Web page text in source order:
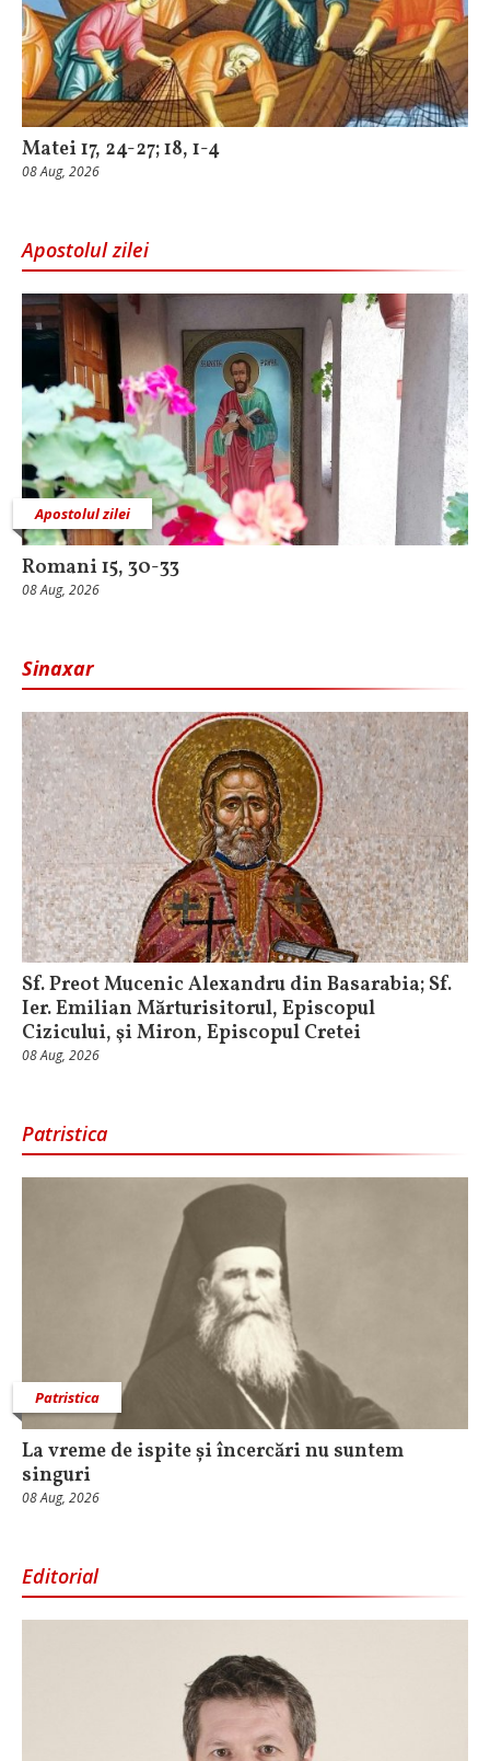
Matei 17, 24-27; 18, 1-4
08 Aug, 2026
Apostolul zilei
Apostolul zilei
Romani 15, 30-33
08 Aug, 2026
Sinaxar
Sf. Preot Mucenic Alexandru din Basarabia; Sf.
Ier. Emilian Mărturisitorul, Episcopul
Cizicului, şi Miron, Episcopul Cretei
08 Aug, 2026
Patristica
Patristica
La vreme de ispite și încercări nu suntem
singuri
08 Aug, 2026
Editorial